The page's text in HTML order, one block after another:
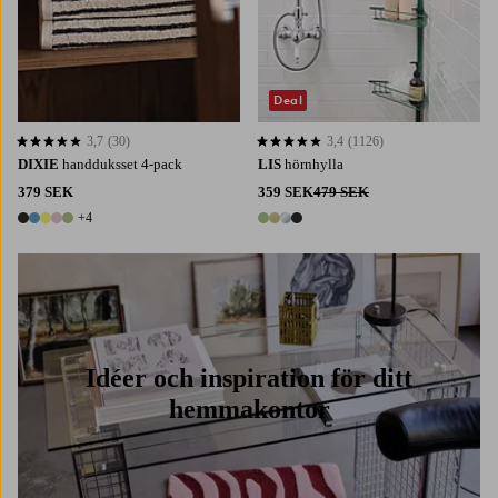
DIXIE handduksset 4-pack
379 SEK
9 färger
+4
3,7 baserat på 30 st betyg
3,7 (30)
Idéer och inspiration för ditt
hemmakontor
LIS hörnhylla
359 SEK479 SEK
4 färger
3,4 baserat på 1126 st betyg
3,4 (1126)
Deal